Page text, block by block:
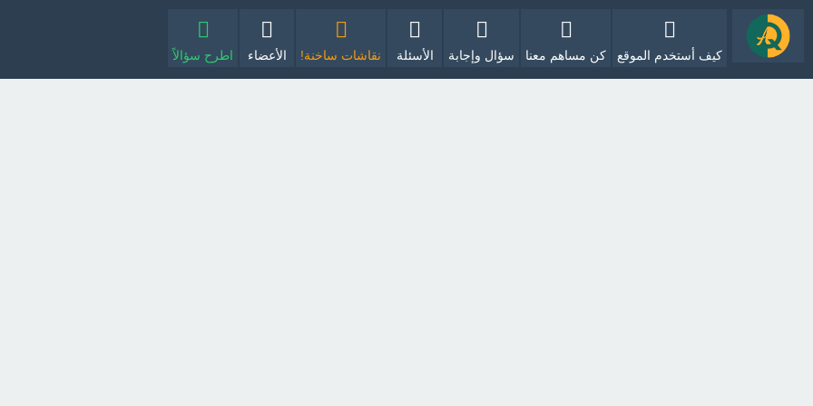
كيف أستخدم الموقع كن مساهم معنا سؤال وإجابة الأسئلة نقاشات ساخنة! الأعضاء اطرح سؤالاً